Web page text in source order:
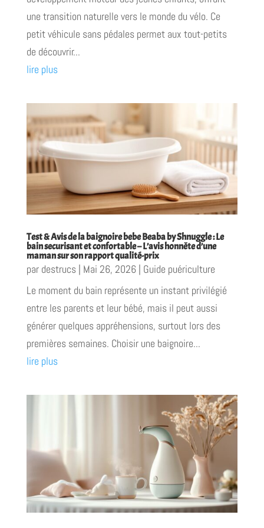
une transition naturelle vers le monde du vélo. Ce
petit véhicule sans pédales permet aux tout-petits
de découvrir...
lire plus
Test & Avis de la baignoire bebe Beaba by Shnuggle : Le
bain securisant et confortable – L’avis honnête d’une
maman sur son rapport qualité-prix
par destrucs| Mai 26, 2026| Guide puériculture
Le moment du bain représente un instant privilégié
entre les parents et leur bébé, mais il peut aussi
générer quelques appréhensions, surtout lors des
premières semaines. Choisir une baignoire...
lire plus